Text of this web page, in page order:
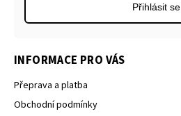
Přihlásit se
INFORMACE PRO VÁS
Přeprava a platba
Obchodní podmínky